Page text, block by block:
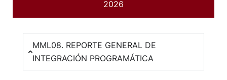
2026
MML08. REPORTE GENERAL DE
INTEGRACIÓN PROGRAMÁTICA